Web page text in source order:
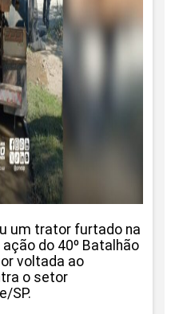
um trator furtado na
do 40º Batalhão
voltada ao
o setor
SP.